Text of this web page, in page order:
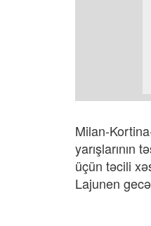
Milan-
yarışlarının
üçün təcili
Lajunen